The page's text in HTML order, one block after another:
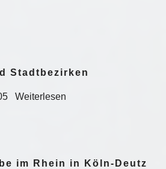
Stadtbezirken
Weiterlesen
im Rhein in Köln-Deutz